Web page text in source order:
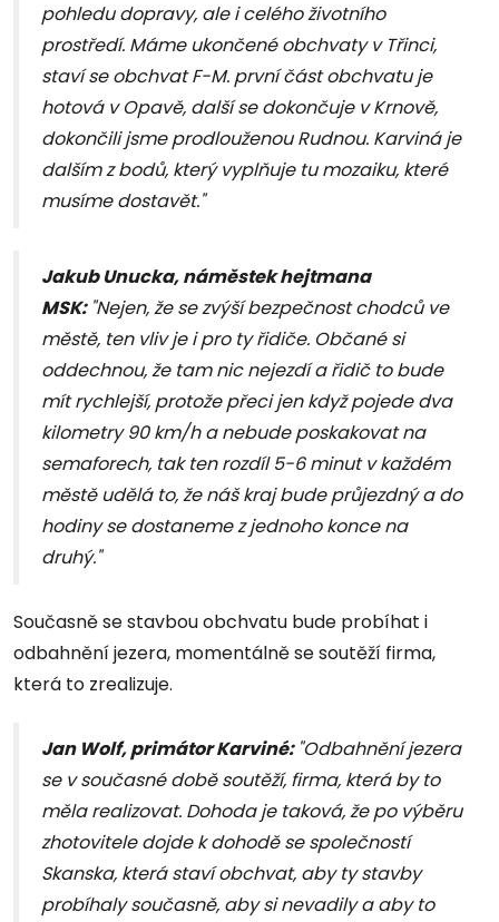
pohledu dopravy, ale i celého životního
prostředí. Máme ukončené obchvaty v Třinci,
staví se obchvat F-M. první část obchvatu je
hotová v Opavě, další se dokončuje v Krnově,
dokončili jsme prodlouženou Rudnou. Karviná je
dalším z bodů, který vyplňuje tu mozaiku, které
musíme dostavět."
Jakub Unucka, náměstek hejtmana
MSK: "Nejen, že se zvýší bezpečnost chodců ve
městě, ten vliv je i pro ty řidiče. Občané si
oddechnou, že tam nic nejezdí a řidič to bude
mít rychlejší, protože přeci jen když pojede dva
kilometry 90 km/h a nebude poskakovat na
semaforech, tak ten rozdíl 5-6 minut v každém
městě udělá to, že náš kraj bude průjezdný a do
hodiny se dostaneme z jednoho konce na
druhý."
Současně se stavbou obchvatu bude probíhat i
odbahnění jezera, momentálně se soutěží firma,
která to zrealizuje.
Jan Wolf, primátor Karviné: "Odbahnění jezera
se v současné době soutěží, firma, která by to
měla realizovat. Dohoda je taková, že po výběru
zhotovitele dojde k dohodě se společností
Skanska, která staví obchvat, aby ty stavby
probíhaly současně, aby si nevadily a aby to